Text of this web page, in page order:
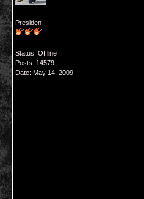
Presiden
Status: Offline
Posts: 14579
Date: May 14, 2009